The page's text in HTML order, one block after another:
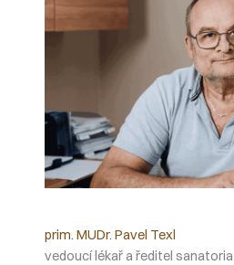
prim. MUDr. Pavel Texl
vedoucí lékař a ředitel sanatoria